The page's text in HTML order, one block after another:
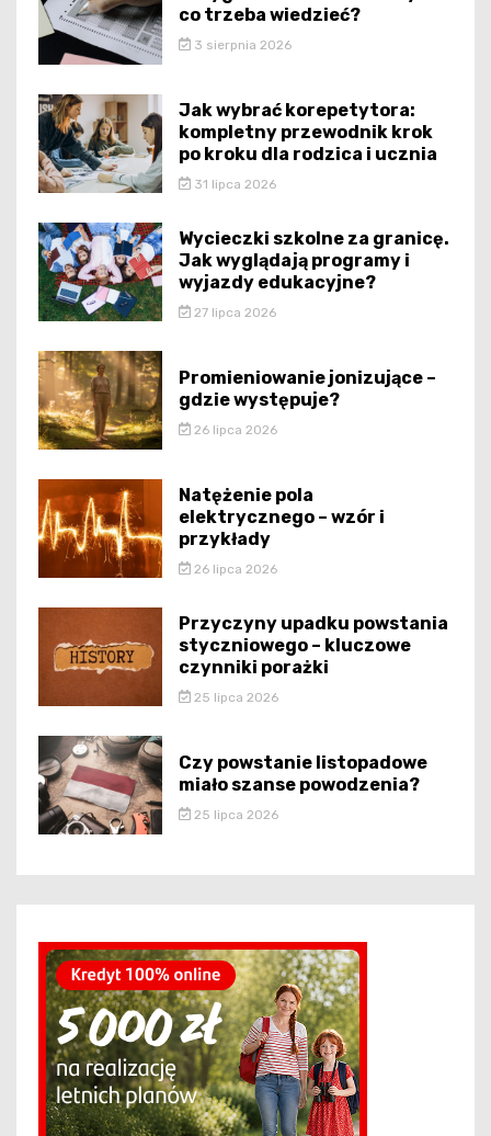
co trzeba wiedzieć?
3 sierpnia 2026
Jak wybrać korepetytora:
kompletny przewodnik krok
po kroku dla rodzica i ucznia
31 lipca 2026
Wycieczki szkolne za granicę.
Jak wyglądają programy i
wyjazdy edukacyjne?
27 lipca 2026
Promieniowanie jonizujące –
gdzie występuje?
26 lipca 2026
Natężenie pola
elektrycznego – wzór i
przykłady
26 lipca 2026
Przyczyny upadku powstania
styczniowego – kluczowe
czynniki porażki
25 lipca 2026
Czy powstanie listopadowe
miało szanse powodzenia?
25 lipca 2026